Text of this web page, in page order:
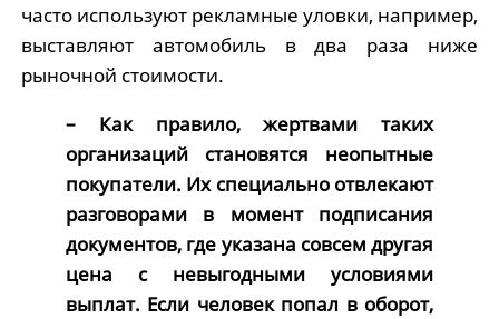
часто используют рекламные уловки, например,
выставляют автомобиль в два раза ниже
рыночной стоимости.
– Как правило, жертвами таких
организаций становятся неопытные
покупатели. Их специально отвлекают
разговорами в момент подписания
документов, где указана совсем другая
цена с невыгодными условиями
выплат. Если человек попал в оборот,